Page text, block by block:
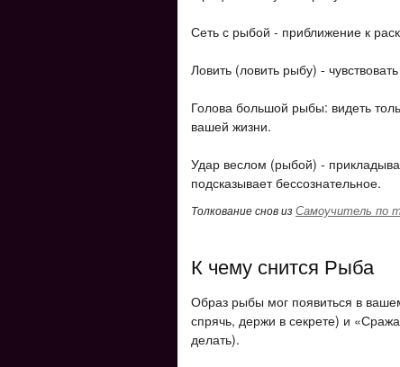
Сеть с рыбой - приближение к
Ловить (ловить рыбу) -
Голова большой рыбы: видеть
вашей жизни.
Удар веслом (рыбой) -
подсказывает бессознательное.
Толкование снов изСамоучитель по
К чему снится Рыба
Образ рыбы мог появиться в
спрячь, держи в секрете) и
делать).